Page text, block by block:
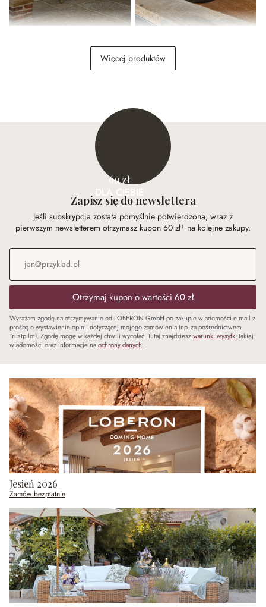
59,00 zł
Więcej produktów
60 zł
DLA CIEBIE
Zapisz się do newslettera
Jeśli subskrypcja została pomyślnie potwierdzona, wraz z
pierwszym newsletterem otrzymasz kupon 60 zł¹ na kolejne zakupy.
Adres e-mail
Otrzymaj kupon o wartości 60 zł
Wyrażam zgodę na otrzymywanie od LOBERON GmbH po zakupie wiadomości e mail z
prośbą o wystawienie opinii dotyczącej mojego zamówienia (np. za pośrednictwem
Trustpilot). Zgodę mogę w każdej chwili wycofać. Tutaj znajdzieszwarunki wysyłki takiej
wiadomości oraz informacje naochrony danych.
Jesień 2026
Zamów bezpłatnie